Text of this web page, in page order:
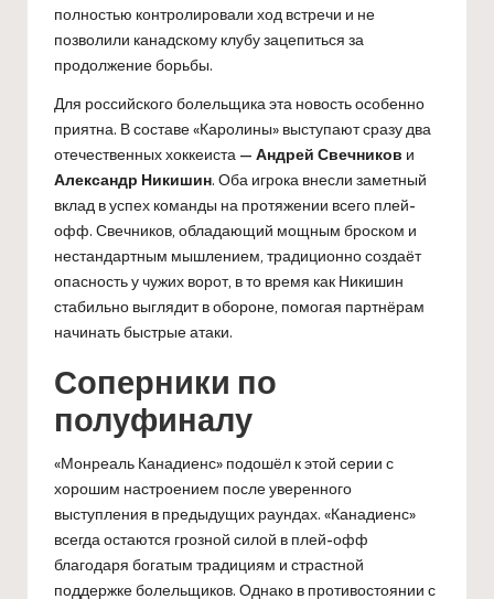
полностью контролировали ход встречи и не
позволили канадскому клубу зацепиться за
продолжение борьбы.
Для российского болельщика эта новость особенно
приятна. В составе «Каролины» выступают сразу два
отечественных хоккеиста — Андрей Свечников и
Александр Никишин. Оба игрока внесли заметный
вклад в успех команды на протяжении всего плей-
офф. Свечников, обладающий мощным броском и
нестандартным мышлением, традиционно создаёт
опасность у чужих ворот, в то время как Никишин
стабильно выглядит в обороне, помогая партнёрам
начинать быстрые атаки.
Соперники по
полуфиналу
«Монреаль Канадиенс» подошёл к этой серии с
хорошим настроением после уверенного
выступления в предыдущих раундах. «Канадиенс»
всегда остаются грозной силой в плей-офф
благодаря богатым традициям и страстной
поддержке болельщиков. Однако в противостоянии с